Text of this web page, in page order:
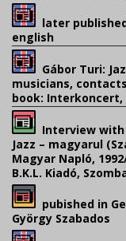
later
english
Gábor Turi:
musicians,
book: Interkoncert,
Interview with
Jazz – magyarul
Magyar Napló,
B.K.L. Kiadó,
pubished in
György Szabados